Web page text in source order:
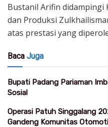
Bustanil Arifin didampingi
dan Produksi
atas prestasi yang
Baca Juga
Bupati Padang Pariaman
Sosial
Operasi Patuh Singgalang
Gandeng Komunitas